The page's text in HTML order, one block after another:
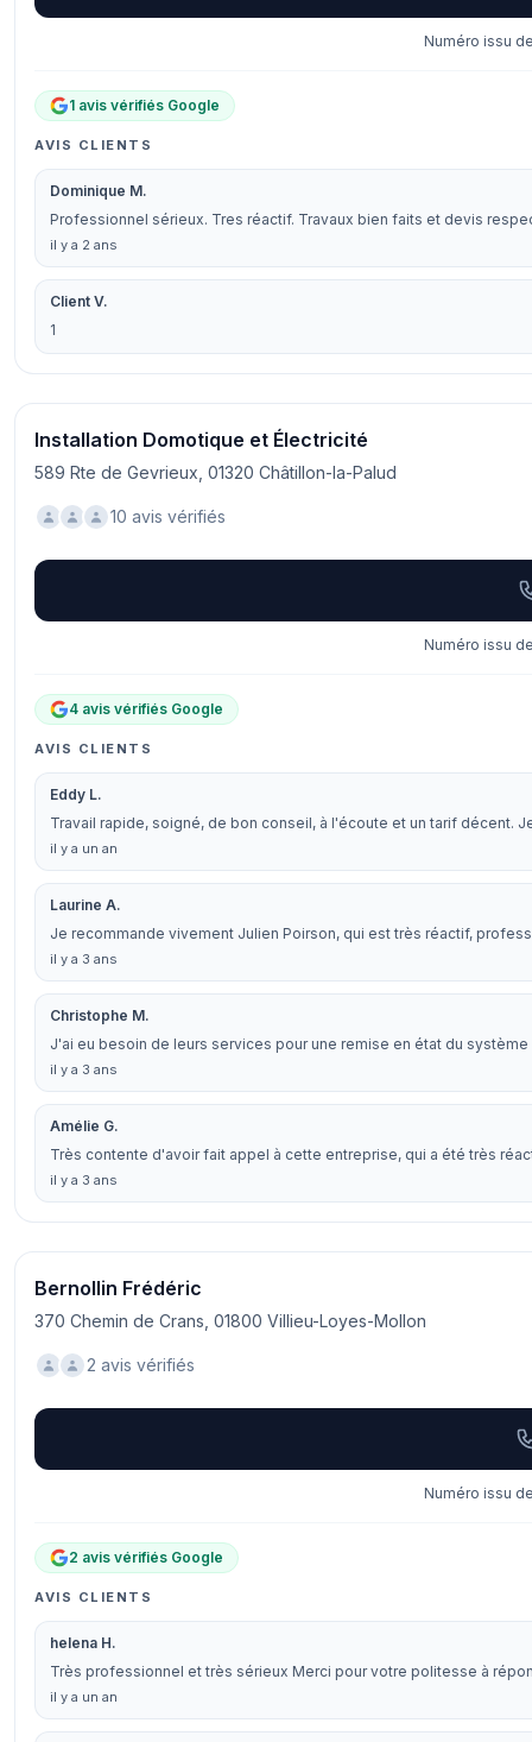
Numéro issu
1 avis vérifiés Google
AVIS CLIENTS
Dominique M.
Professionnel sérieux. Tres réactif. Travaux bien faits et devis
il y a 2 ans
Client V.
1
Installation Domotique et Électricité
589 Rte de Gevrieux, 01320 Châtillon-la-Palud
10 avis vérifiés
Numéro issu
4 avis vérifiés Google
AVIS CLIENTS
Eddy L.
Travail rapide, soigné, de bon conseil, à l'écoute et un tarif décent.
il y a un an
Laurine A.
Je recommande vivement Julien Poirson, qui est très réactif,
il y a 3 ans
Christophe M.
J'ai eu besoin de leurs services pour une remise en état du
il y a 3 ans
Amélie G.
Très contente d'avoir fait appel à cette entreprise, qui a été très
il y a 3 ans
Bernollin Frédéric
370 Chemin de Crans, 01800 Villieu-Loyes-Mollon
2 avis vérifiés
Numéro issu
2 avis vérifiés Google
AVIS CLIENTS
helena H.
Très professionnel et très sérieux Merci pour votre politesse à
il y a un an